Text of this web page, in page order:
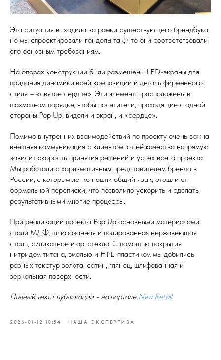
Эта ситуация выходила за рамки существующего брендбука,
но мы спроектировали гондолы так, что они соответствовали
его основным требованиям.
На опорах конструкции были размещены LED-экраны для
придания динамики всей композиции и деталь фирменного
стиля – «святое сердце». Эти элементы расположены в
шахматном порядке, чтобы посетители, проходящие с одной
стороны Pop Up, видели и экран, и «сердце».
Помимо внутренних взаимодействий по проекту очень важна
внешняя коммуникация с клиентом: от её качества напрямую
зависит скорость принятия решений и успех всего проекта.
Мы работали с харизматичным представителем бренда в
России, с которым легко нашли общий язык, отошли от
формальной переписки, что позволило ускорить и сделать
результативными многие процессы.
При реализации проекта Pop Up основными материалами
стали МДФ, шлифованная и полированная нержавеющая
сталь, силикатное и оргстекло. С помощью покрытия
нитридом титана, эмалью и HPL-пластиком мы добились
разных текстур золота: сатин, глянец, шлифованная и
зеркальная поверхности.
Полный текст публикации - на портале New Retail.
2026-01-12 10:54 НАША ЭКСПЕРТИЗА